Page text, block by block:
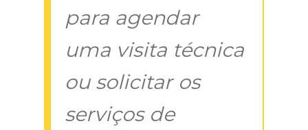
para agendar
uma visita técnica
ou solicitar os
serviços de